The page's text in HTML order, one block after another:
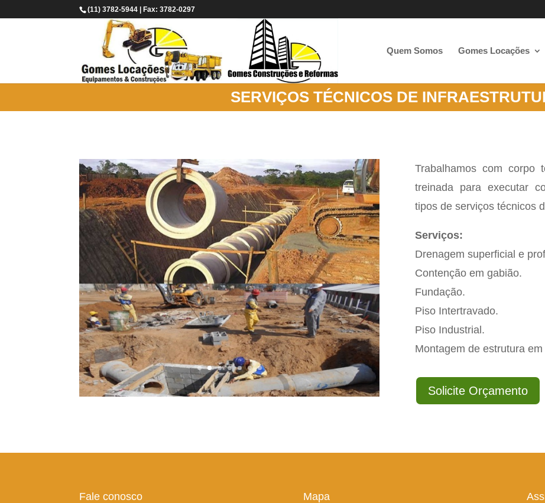
(11) 3782-5944 | Fax: 3782-0297
Quem Somos Gomes Locações
SERVIÇOS TÉCNICOS DE
Trabalhamos com corpo
treinada para executar
tipos de serviços técnicos
Serviços:
Drenagem superficial e
Contenção em gabião.
Fundação.
Piso Intertravado.
Piso Industrial.
Montagem de estrutura
Solicite Orçamento
Fale conosco
Mapa